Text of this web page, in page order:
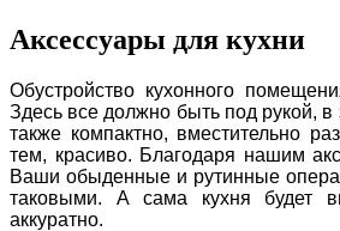
Аксессуары для кухни
Обустройство кухонного
Здесь все должно быть под рукой, в
также компактно, вместительно
тем, красиво. Благодаря нашим
Ваши обыденные и рутинные
таковыми. А сама кухня будет
аккуратно.